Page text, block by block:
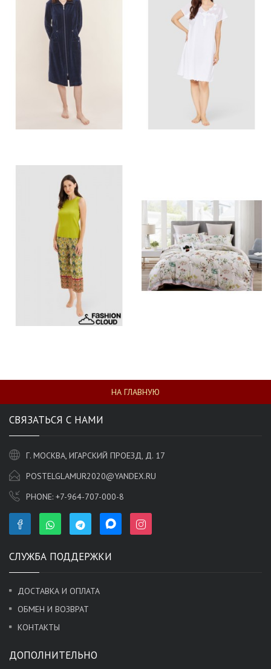
НА ГЛАВНУЮ
СВЯЗАТЬСЯ С НАМИ
Г. МОСКВА, ИГАРСКИЙ ПРОЕЗД, Д. 17
POSTELGLAMUR2020@YANDEX.RU
PHONE: +7-964-707-000-8
СЛУЖБА ПОДДЕРЖКИ
ДОСТАВКА И ОПЛАТА
ОБМЕН И ВОЗВРАТ
КОНТАКТЫ
ДОПОЛНИТЕЛЬНО